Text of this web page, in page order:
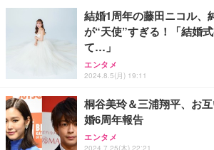
務用 おしゃれ パソコンチェア
ANDWINT オフィスチェア デ
ッシュ 通気性 ランバーサポー
ス圧無段階昇降 360度回転 キ
ト 幅52×奥行58.5×高さ84～
￥4,139
【MiniLED/24.5inch/280Hz/
HOOTER Gaming Monitor
グモニター QD 24.5インチ
像低減 (3年保証 | 輝点保証 | 日
￥34,980
アイリスオーヤマ ペットシー
ュラー 200枚入【
￥3,731
結婚1周年の藤田ニコル、
が“天使”すぎる！「結婚
て…」
エンタメ
2024.8.5(月) 19:11
桐谷美玲＆三浦翔平、お
婚6周年報告
エンタメ
2024.7.25(木) 22:21